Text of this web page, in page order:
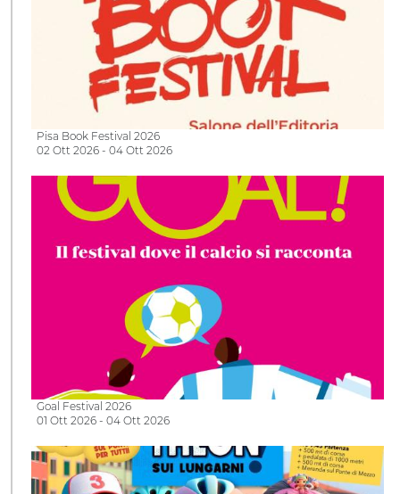
Pisa Book Festival 2026
02 Ott 2026 - 04 Ott 2026
Goal Festival 2026
01 Ott 2026 - 04 Ott 2026